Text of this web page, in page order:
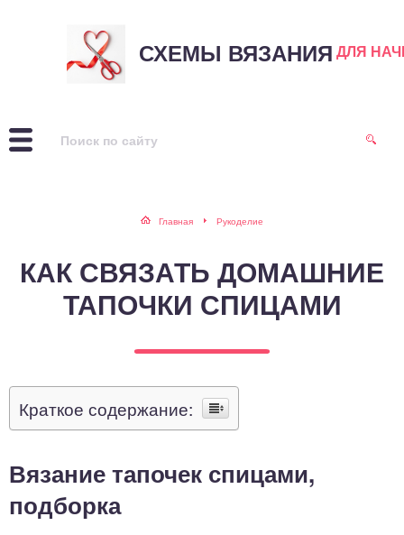
СХЕМЫ ВЯЗАНИЯ ДЛЯ
Главная Рукоделие
КАК СВЯЗАТЬ ДОМАШНИЕ
ТАПОЧКИ СПИЦАМИ
Краткое содержание:
Вязание тапочек спицами,
подборка